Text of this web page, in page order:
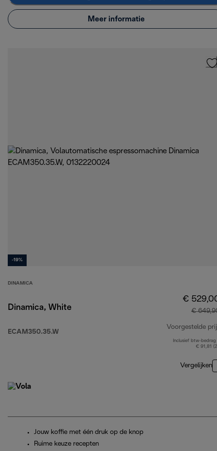
Meer informatie
-19%
DINAMICA
Dinamica, White
ECAM350.35.W
€
€
Voorgestelde
Inclusief btw-bedrag
€ 91,81
Vergelijken
Jouw koffie met één druk op de knop
Ruime keuze recepten